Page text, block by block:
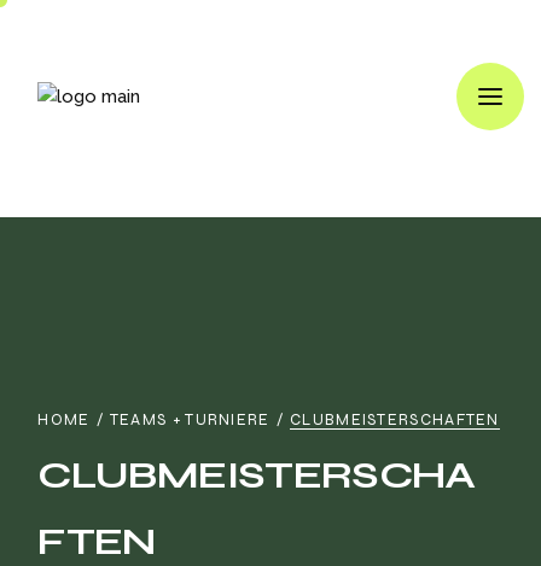
HOME TEAMS + TURNIERE CLUBMEISTERSCHAFTEN
CLUBMEISTERSCHA
FTEN